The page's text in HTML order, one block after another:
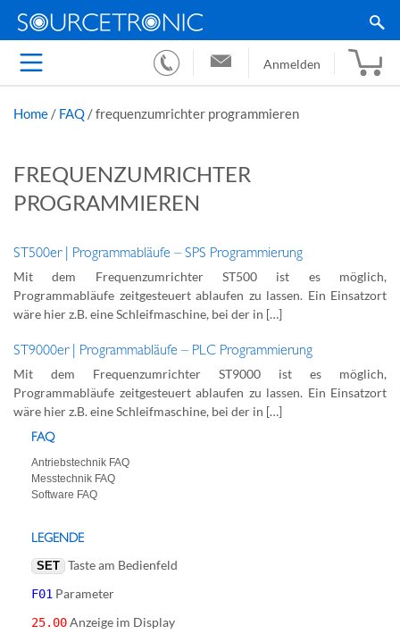
Anmelden
Home / FAQ /frequenzumrichter programmieren
FREQUENZUMRICHTER
PROGRAMMIEREN
ST500er | Programmabläufe – SPS Programmierung
Mit dem Frequenzumrichter ST500 ist es möglich,
Programmabläufe zeitgesteuert ablaufen zu lassen. Ein Einsatzort
wäre hier z.B. eine Schleifmaschine, bei der in […]
ST9000er | Programmabläufe – PLC Programmierung
Mit dem Frequenzumrichter ST9000 ist es möglich,
Programmabläufe zeitgesteuert ablaufen zu lassen. Ein Einsatzort
wäre hier z.B. eine Schleifmaschine, bei der in […]
FAQ
Antriebstechnik FAQ
Messtechnik FAQ
Software FAQ
LEGENDE
SET Taste am Bedienfeld
F01 Parameter
25.00Anzeige im Display